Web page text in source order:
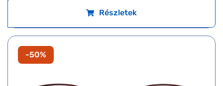
Részletek
-50%